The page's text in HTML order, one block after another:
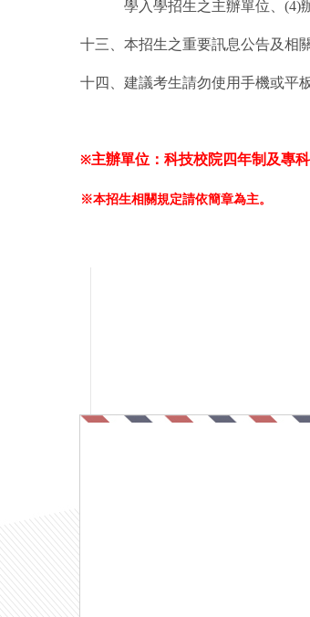
學入學招生之主辦單位、 (4)
十三、本招生之重要訊息公告及相
十四、建議考生請勿使用手機或平
※主辦單位：科技校院四年制及專
※本招生相關規定請依簡章為主。